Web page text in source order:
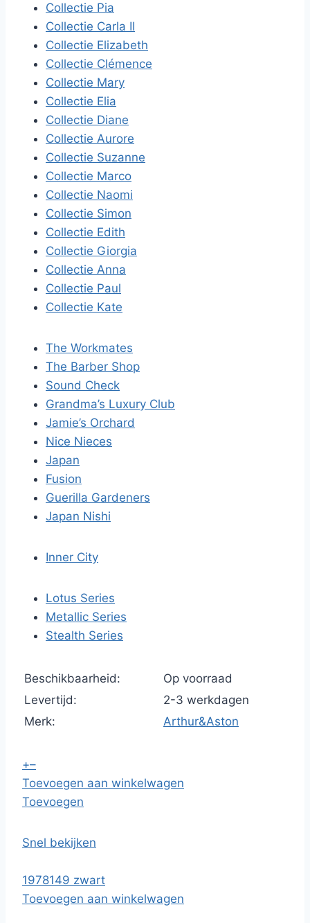
Collectie Pia
Collectie Carla II
Collectie Elizabeth
Collectie Clémence
Collectie Mary
Collectie Elia
Collectie Diane
Collectie Aurore
Collectie Suzanne
Collectie Marco
Collectie Naomi
Collectie Simon
Collectie Edith
Collectie Giorgia
Collectie Anna
Collectie Paul
Collectie Kate
The Workmates
The Barber Shop
Sound Check
Grandma’s Luxury Club
Jamie’s Orchard
Nice Nieces
Japan
Fusion
Guerilla Gardeners
Japan Nishi
Inner City
Lotus Series
Metallic Series
Stealth Series
Beschikbaarheid:
Op voorraad
Levertijd:
2-3 werkdagen
Merk:
Arthur&Aston
+–
Toevoegen aan winkelwagen
Toevoegen
Snel bekijken
1978149 zwart
Toevoegen aan winkelwagen